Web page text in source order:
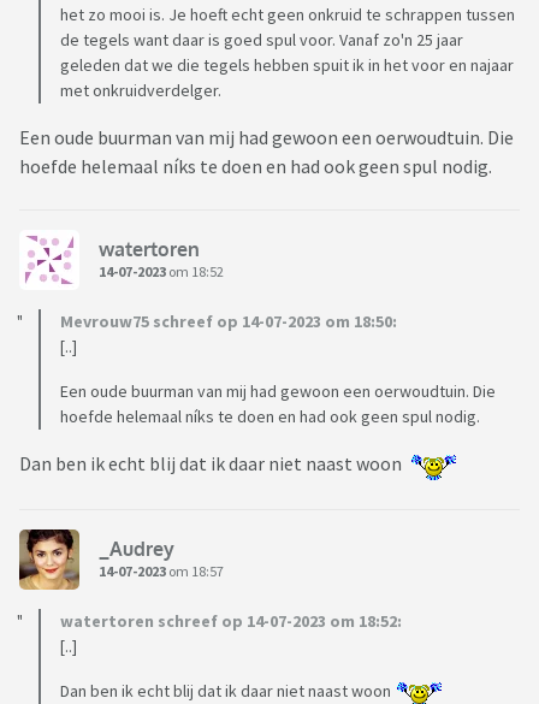
het zo mooi is. Je hoeft echt geen onkruid te schrappen tussen
de tegels want daar is goed spul voor. Vanaf zo'n 25 jaar
geleden dat we die tegels hebben spuit ik in het voor en najaar
met onkruidverdelger.
Een oude buurman van mij had gewoon een oerwoudtuin. Die
hoefde helemaal níks te doen en had ook geen spul nodig.
watertoren
14-07-2023 om 18:52
Mevrouw75 schreef op 14-07-2023 om 18:50:
[..]
Een oude buurman van mij had gewoon een oerwoudtuin. Die
hoefde helemaal níks te doen en had ook geen spul nodig.
Dan ben ik echt blij dat ik daar niet naast woon
_Audrey
14-07-2023 om 18:57
watertoren schreef op 14-07-2023 om 18:52:
[..]
Dan ben ik echt blij dat ik daar niet naast woon